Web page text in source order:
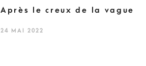
Après le creux de la vague
24 MAI 2022